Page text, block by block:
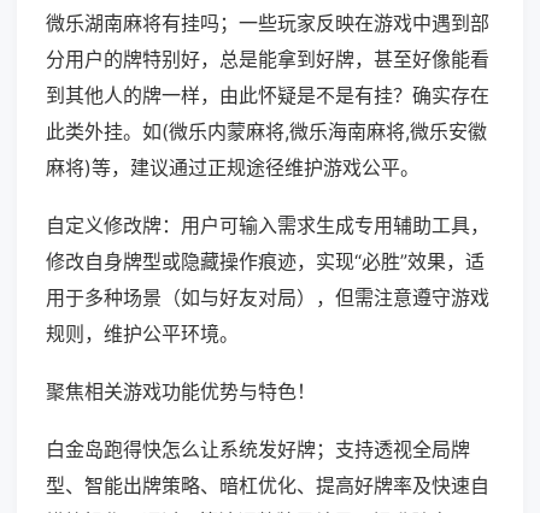
微乐湖南麻将有挂吗；一些玩家反映在游戏中遇到部
分用户的牌特别好，总是能拿到好牌，甚至好像能看
到其他人的牌一样，由此怀疑是不是有挂？确实存在
此类外挂。如(微乐内蒙麻将,微乐海南麻将,微乐安徽
麻将)等，建议通过正规途径维护游戏公平。
自定义修改牌：用户可输入需求生成专用辅助工具，
修改自身牌型或隐藏操作痕迹，实现“必胜”效果，适
用于多种场景（如与好友对局），但需注意遵守游戏
规则，维护公平环境。
聚焦相关游戏功能优势与特色！
白金岛跑得快怎么让系统发好牌；支持透视全局牌
型、智能出牌策略、暗杠优化、提高好牌率及快速自